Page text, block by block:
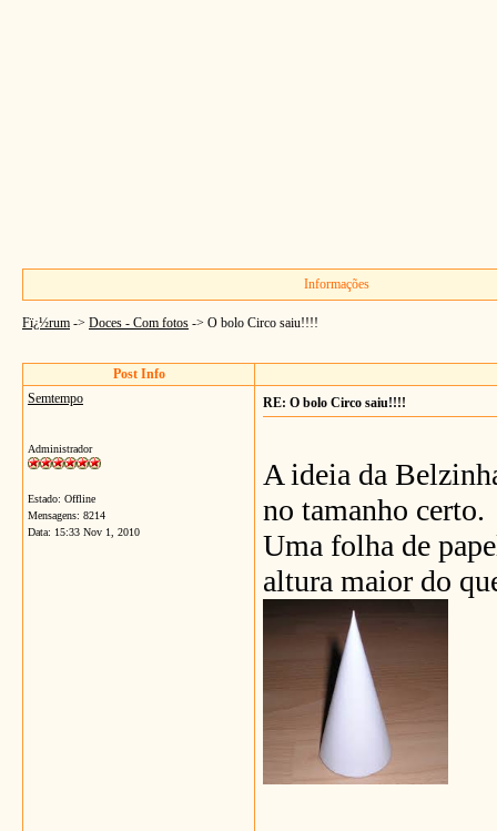
Informações
Fï¿½rum -> Doces - Com fotos -> O bolo Circo saiu!!!!
Post Info
Semtempo
Administrador
Estado: Offline
Mensagens: 8214
Data: 15:33 Nov 1, 2010
RE: O bolo Circo saiu!!!!
A ideia da
no tamanho certo.
Uma folha de
altura maior do